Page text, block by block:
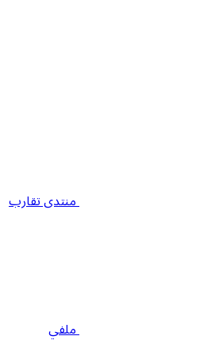
منتدى تقارب
ملفي